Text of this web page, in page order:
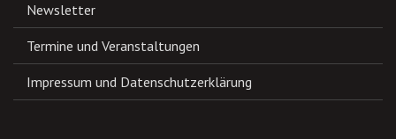
Newsletter
Termine und Veranstaltungen
Impressum und Datenschutzerklärung